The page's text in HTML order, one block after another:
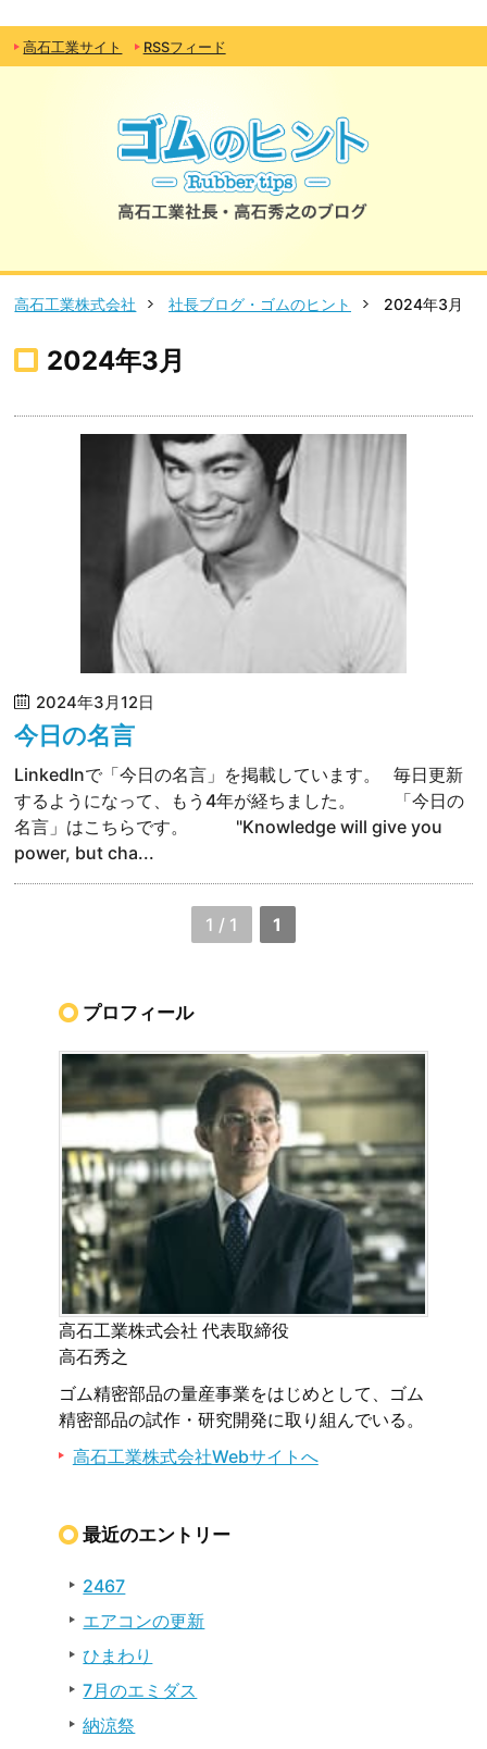
高石工業サイト RSSフィード
高石工業株式会社 社長ブログ・ゴムのヒント 2024年3月
2024年3月
2024年3月12日
今日の名言
LinkedInで「今日の名言」を掲載しています。 毎日更新
するようになって、もう4年が経ちました。 「今日の
名言」はこちらです。 "Knowledge will give you
power, but cha...
1 / 1 1
プロフィール
高石工業株式会社 代表取締役
高石秀之
ゴム精密部品の量産事業をはじめとして、ゴム
精密部品の試作・研究開発に取り組んでいる。
高石工業株式会社Webサイトへ
最近のエントリー
2467
エアコンの更新
ひまわり
7月のエミダス
納涼祭